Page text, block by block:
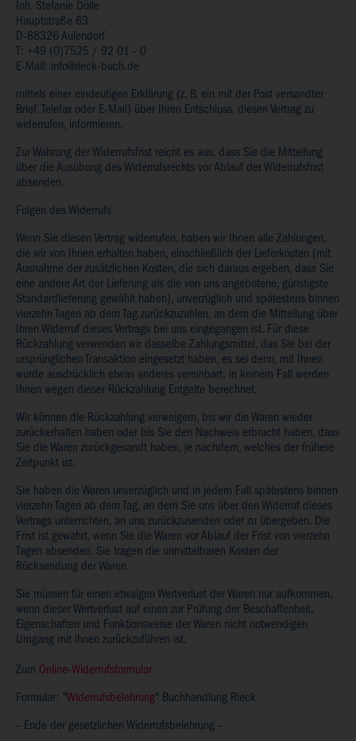
Inh. Stefanie Dölle
Hauptstraße 63
D-88326 Aulendorf
T: +49 (0)7525 / 92 01 - 0
E-Mail: info@rieck-buch.de
mittels einer eindeutigen Erklärung (z. B. ein mit der Post versandter
Brief, Telefax oder E-Mail) über Ihren Entschluss, diesen Vertrag zu
widerrufen, informieren.
Zur Wahrung der Widerrufsfrist reicht es aus, dass Sie die Mitteilung
über die Ausübung des Widerrufsrechts vor Ablauf der Widerrufsfrist
absenden.
Folgen des Widerrufs
Wenn Sie diesen Vertrag widerrufen, haben wir Ihnen alle Zahlungen,
die wir von Ihnen erhalten haben, einschließlich der Lieferkosten (mit
Ausnahme der zusätzlichen Kosten, die sich daraus ergeben, dass Sie
eine andere Art der Lieferung als die von uns angebotene, günstigste
Standardlieferung gewählt haben), unverzüglich und spätestens binnen
vierzehn Tagen ab dem Tag zurückzuzahlen, an dem die Mitteilung über
Ihren Widerruf dieses Vertrags bei uns eingegangen ist. Für diese
Rückzahlung verwenden wir dasselbe Zahlungsmittel, das Sie bei der
ursprünglichen Transaktion eingesetzt haben, es sei denn, mit Ihnen
wurde ausdrücklich etwas anderes vereinbart; in keinem Fall werden
Ihnen wegen dieser Rückzahlung Entgelte berechnet.
Wir können die Rückzahlung verweigern, bis wir die Waren wieder
zurückerhalten haben oder bis Sie den Nachweis erbracht haben, dass
Sie die Waren zurückgesandt haben, je nachdem, welches der frühere
Zeitpunkt ist.
Sie haben die Waren unverzüglich und in jedem Fall spätestens binnen
vierzehn Tagen ab dem Tag, an dem Sie uns über den Widerruf dieses
Vertrags unterrichten, an uns zurückzusenden oder zu übergeben. Die
Frist ist gewahrt, wenn Sie die Waren vor Ablauf der Frist von vierzehn
Tagen absenden. Sie tragen die unmittelbaren Kosten der
Rücksendung der Waren.
Sie müssen für einen etwaigen Wertverlust der Waren nur aufkommen,
wenn dieser Wertverlust auf einen zur Prüfung der Beschaffenheit,
Eigenschaften und Funktionsweise der Waren nicht notwendigen
Umgang mit ihnen zurückzuführen ist.
Zum Online-Widerrufsformular
Formular: "Widerrufsbelehrung" Buchhandlung Rieck
– Ende der gesetzlichen Widerrufsbelehrung –